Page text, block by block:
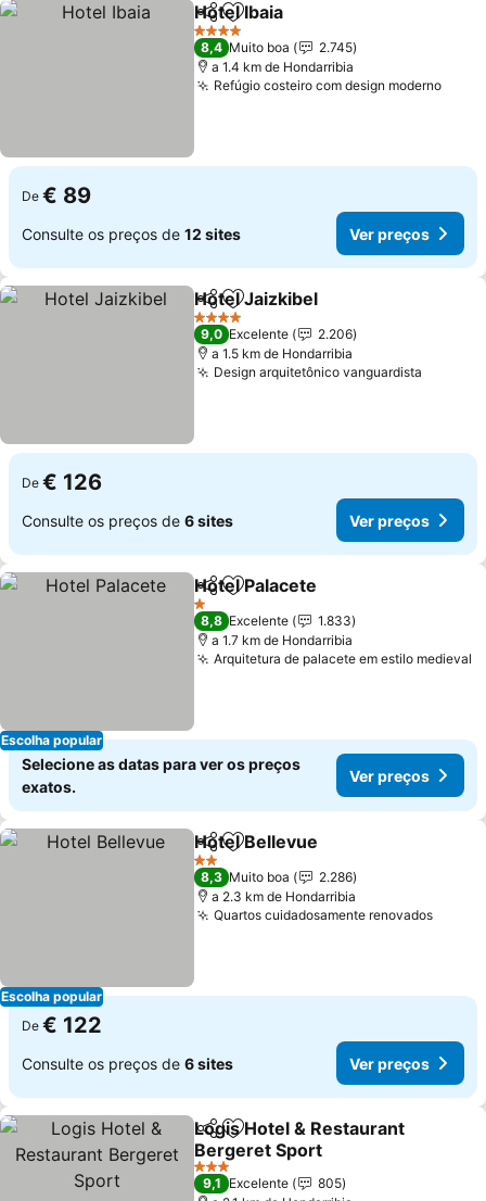
PartilharAdicionar aos favoritos
Hotel Ibaia
4 Estrelas
8,4 Muito boa
2.745
a 1.4 km de Hondarribia
Refúgio costeiro com design moderno
De € 89
Consulte os preços de 12 sites Ver preços
PartilharAdicionar aos favoritos
Hotel Jaizkibel
4 Estrelas
9,0 Excelente
2.206
a 1.5 km de Hondarribia
Design arquitetônico vanguardista
De € 126
Consulte os preços de 6 sites Ver preços
Escolha popular
PartilharAdicionar aos favoritos
Hotel Palacete
1 Estrelas
8,8 Excelente
1.833
a 1.7 km de Hondarribia
Arquitetura de palacete em estilo medieval
Selecione as datas para ver os preços
exatos.
Ver preços
Escolha popular
PartilharAdicionar aos favoritos
Hotel Bellevue
2 Estrelas
8,3 Muito boa
2.286
a 2.3 km de Hondarribia
Quartos cuidadosamente renovados
De € 122
Consulte os preços de 6 sites Ver preços
PartilharAdicionar aos favoritos
Logis Hotel & Restaurant
Bergeret Sport
3 Estrelas
9,1 Excelente
805